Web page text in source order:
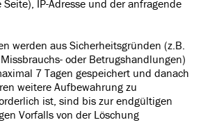
IP-Adresse und der anfragende
werden aus Sicherheitsgründen (z.B.
oder Betrugshandlungen)
7 Tagen gespeichert und danach
weitere Aufbewahrung zu
ist, sind bis zur endgültigen
Vorfalls von der Löschung